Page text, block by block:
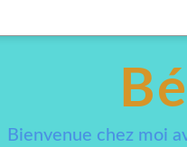
Bienvenue chez moi